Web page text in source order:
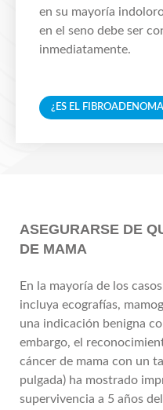
en su mayoría
en el seno debe ser
inmediatamente.
¿ES EL
ASEGURARSE DE
DE MAMA
En la mayoría de los
incluya ecografías,
una indicación benigna
embargo, el
cáncer de mama con un
pulgada) ha mostrado
supervivencia a 5 años